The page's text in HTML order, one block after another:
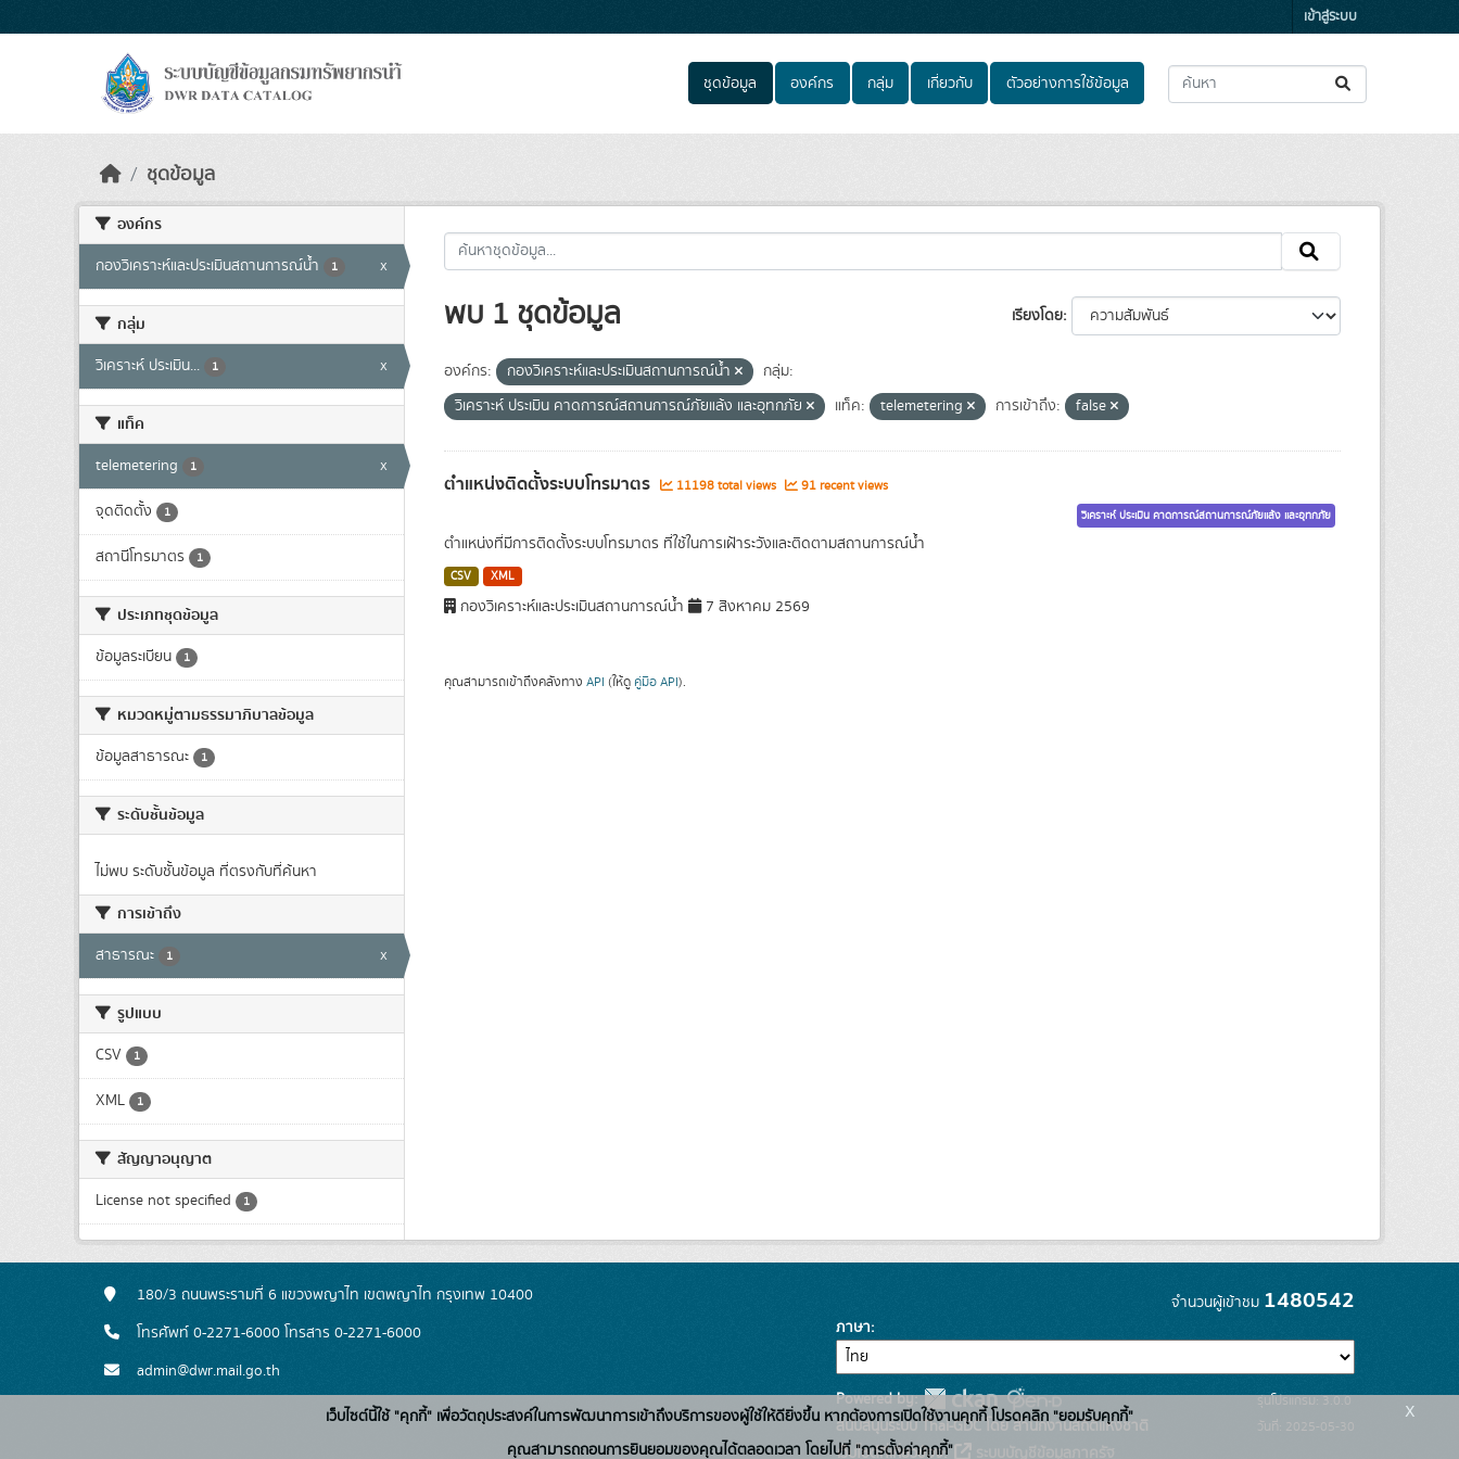
เข้าสู่ระบบ
ชุดข้อมูล องค์กร กลุ่ม เกี่ยวกับ ตัวอย่างการใช้ข้อมูล
ชุดข้อมูล
องค์กร
กองวิเคราะห์และประเมินสถานการณ์น้ำ 1 x
กลุ่ม
วิเคราะห์ ประเมิน... 1 x
แท็ค
telemetering 1 x
จุดติดตั้ง 1
สถานีโทรมาตร 1
ประเภทชุดข้อมูล
ข้อมูลระเบียน 1
หมวดหมู่ตามธรรมาภิบาลข้อมูล
ข้อมูลสาธารณะ 1
ระดับชั้นข้อมูล
ไม่พบ ระดับชั้นข้อมูล ที่ตรงกับที่ค้นหา
การเข้าถึง
สาธารณะ 1 x
รูปแบบ
CSV 1
XML 1
สัญญาอนุญาต
License not specified 1
เรียงโดย
พบ 1 ชุดข้อมูล
องค์กร: กองวิเคราะห์และประเมินสถานการณ์น้ำ
กลุ่ม:
วิเคราะห์ ประเมิน คาดการณ์สถานการณ์ภัยแล้ง และอุทกภัย
แท็ค: telemetering การเข้าถึง: false
ตำแหน่งติดตั้งระบบโทรมาตร 11198 total views 91 recent views
วิเคราะห์ ประเมิน คาดการณ์สถานการณ์ภัยแล้ง และอุทกภัย
ตำแหน่งที่มีการติดตั้งระบบโทรมาตร ที่ใช้ในการเฝ้าระวังและติดตามสถานการณ์น้ำ
CSV XML
กองวิเคราะห์และประเมินสถานการณ์น้ำ 7 สิงหาคม 2569
คุณสามารถเข้าถึงคลังทาง API (ให้ดู คู่มือ API).
180/3 ถนนพระรามที่ 6 แขวงพญาไท เขตพญาไท กรุงเทพ 10400
โทรศัพท์ 0-2271-6000 โทรสาร 0-2271-6000
admin@dwr.mail.go.th
จำนวนผู้เข้าชม 1480542
ภาษา
Powered by:
สนับสนุนระบบ Thai-GDC โดย สำนักงานสถิติแห่งชาติ
เว็บไซต์ที่เกี่ยวข้อง:
รุ่นโปรแกรม: 3.0.0
วันที่: 2025-05-30
เว็บไซต์นี้ใช้ "คุกกี้" เพื่อวัตถุประสงค์ในการพัฒนาการเข้าถึงบริการของผู้ใช้ให้ดียิ่งขึ้น หากต้องการเปิดใช้งานคุกกี้ โปรดคลิก "ยอมรับคุกกี้"
คุณสามารถถอนการยินยอมของคุณได้ตลอดเวลา โดยไปที่ "การตั้งค่าคุกกี้"
x